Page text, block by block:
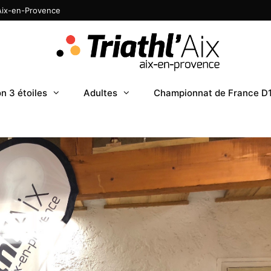
en-Provence
3 étoiles Adultes Championnat de France